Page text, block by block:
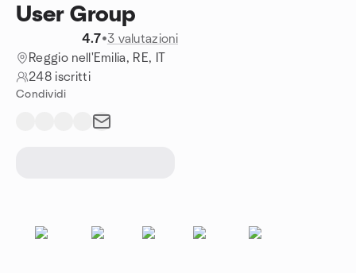
User Group
4.7•3 valutazioni
Reggio nell'Emilia, RE, IT
248 iscritti
Condividi